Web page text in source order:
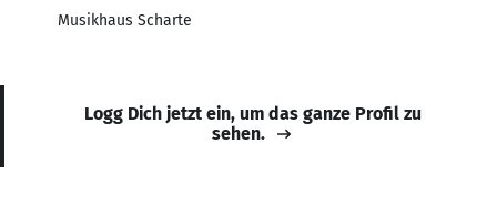
Musikhaus Scharte
Logg Dich jetzt ein, um das ganze Profil zu
sehen.